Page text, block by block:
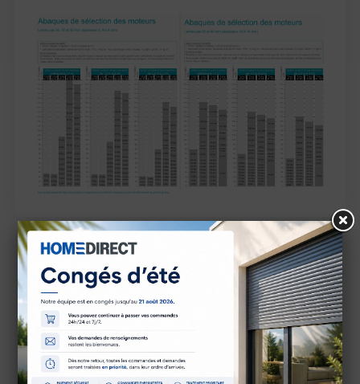
Caractéristiques techniques
Marque
Référence
1033114
Gamme